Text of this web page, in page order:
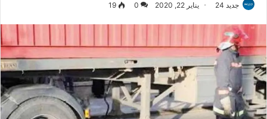
جديد 24 يناير 22, 2020 0
19